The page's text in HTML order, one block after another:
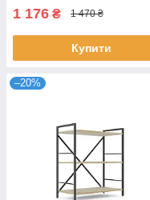
1 176 ₴ 1 470 ₴
Купити
–20%